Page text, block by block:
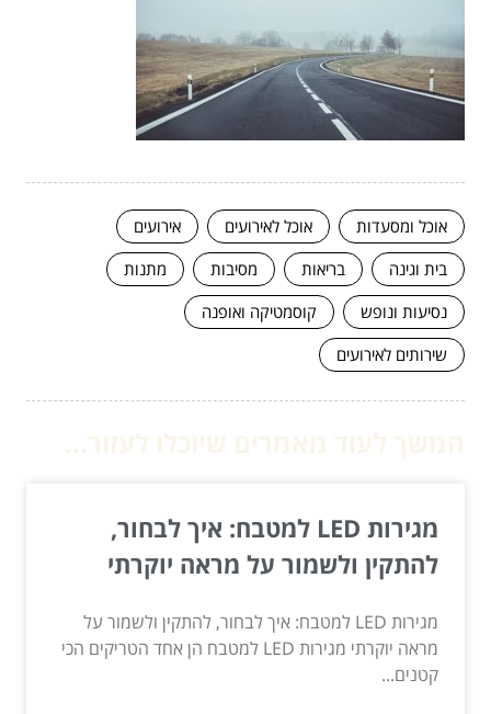
אוכל ומסעדות אוכל לאירועים
אירועים
בית וגינה
בריאות מסיבות
מתנות
נסיעות ונופש
קוסמטיקה ואופנה
שירותים לאירועים
מגירות LED למטבח: איך לבחור,
להתקין ולשמור על מראה יוקרתי
מגירות LED למטבח: איך לבחור, להתקין ולשמור על
מראה יוקרתי מגירות LED למטבח הן אחד הטריקים הכי
קטנים...